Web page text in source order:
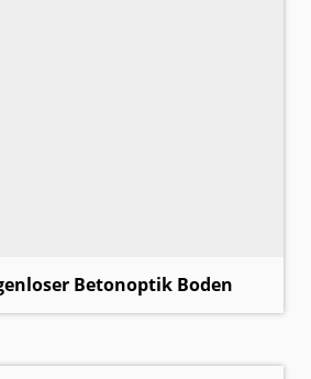
Betonoptik Boden